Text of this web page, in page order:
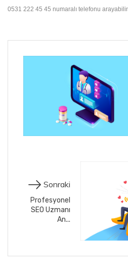
0531 222 45 45 numaralı telefonu
Sonraki
Profesyonel
SEO Uzmanı
An...